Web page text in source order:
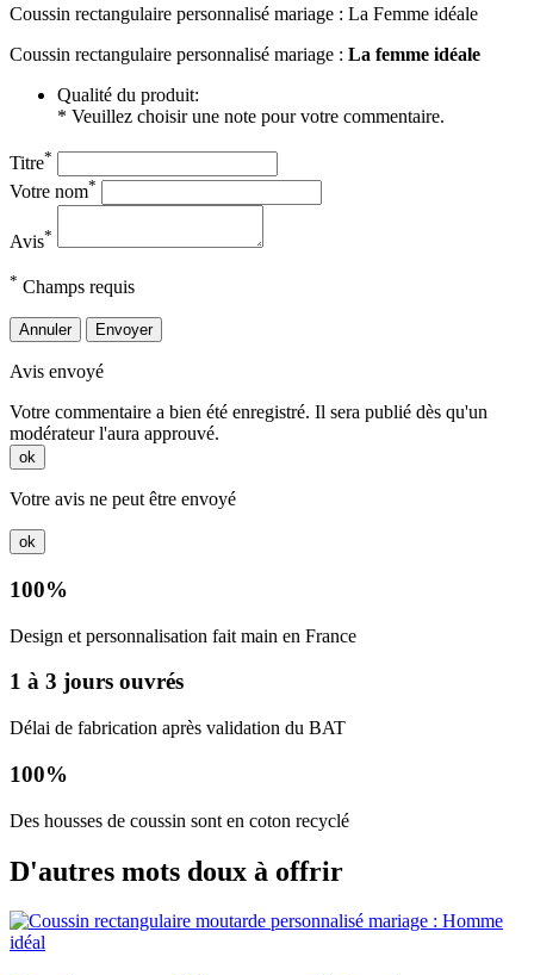
Coussin rectangulaire personnalisé mariage : La Femme idéale
Coussin rectangulaire personnalisé mariage : La femme idéale
Qualité du produit:
* Veuillez choisir une note pour votre commentaire.
Titre*
Votre nom*
Avis*
* Champs requis
Annuler Envoyer
Avis envoyé
Votre commentaire a bien été enregistré. Il sera publié dès qu'un
modérateur l'aura approuvé.
ok
Votre avis ne peut être envoyé
ok
100%
Design et personnalisation fait main en France
1 à 3 jours ouvrés
Délai de fabrication après validation du BAT
100%
Des housses de coussin sont en coton recyclé
D'autres mots doux à offrir